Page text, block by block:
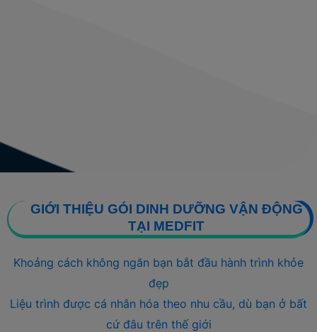
GIỚI THIỆU GÓI DINH DƯỠNG VẬN ĐỘNG
TẠI MEDFIT
Khoảng cách không ngăn bạn bắt đầu hành trình khỏe
đẹp
Liệu trình được cá nhân hóa theo nhu cầu, dù bạn ở bất
cứ đâu trên thế giới